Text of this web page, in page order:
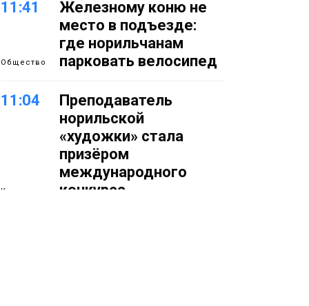
11:41
Общество
Железному коню не
место в подъезде:
где норильчанам
парковать велосипед
11:04
Культура
Преподаватель
норильской
«художки» стала
призёром
международного
конкурса